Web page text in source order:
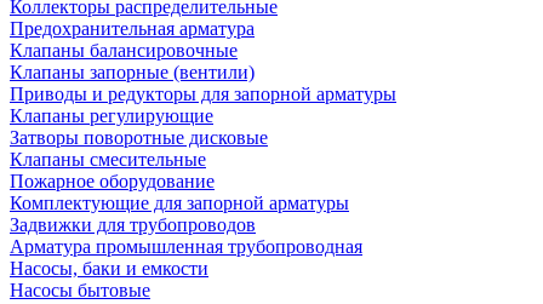
Коллекторы распределительные
Предохранительная арматура
Клапаны балансировочные
Клапаны запорные (вентили)
Приводы и редукторы для запорной арматуры
Клапаны регулирующие
Затворы поворотные дисковые
Клапаны смесительные
Пожарное оборудование
Комплектующие для запорной арматуры
Задвижки для трубопроводов
Арматура промышленная трубопроводная
Насосы, баки и емкости
Насосы бытовые